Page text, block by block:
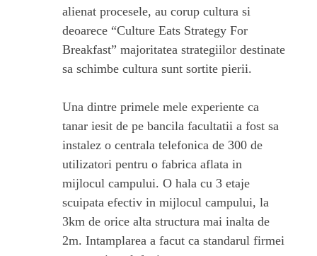
alienat procesele, au corup cultura si
deoarece “Culture Eats Strategy For
Breakfast” majoritatea strategiilor destinate
sa schimbe cultura sunt sortite pierii.
Una dintre primele mele experiente ca
tanar iesit de pe bancila facultatii a fost sa
instalez o centrala telefonica de 300 de
utilizatori pentru o fabrica aflata in
mijlocul campului. O hala cu 3 etaje
scuipata efectiv in mijlocul campului, la
3km de orice alta structura mai inalta de
2m. Intamplarea a facut ca standarul firmei